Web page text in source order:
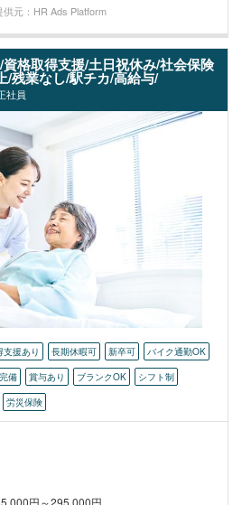
供元：HR Ads Platform
格取得支援/土日祝休み/社会保険
/残業なし/駅チカ/高給与/
社員
支援あり 長期休暇可 新卒可
バイク通勤OK
備 賞与あり ブランクOK
シフト制
労災保険
円～295,000円